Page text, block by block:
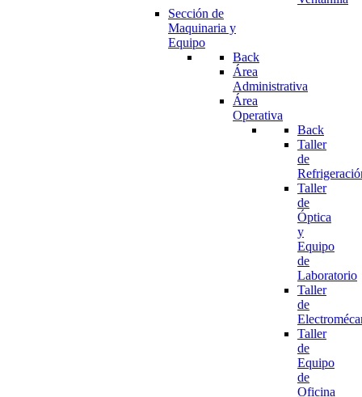
Sección de
Maquinaria y
Equipo
Back
Área
Administrativa
Área
Operativa
Back
Taller
de
Taller
de
Óptica
y
Equipo
de
Laboratorio
Taller
de
Taller
de
Equipo
de
Oficina